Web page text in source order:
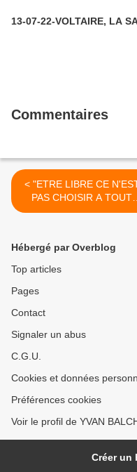
13-07-22-VOLTAIRE, LA
Commentaires
< "ETRE LIBRE CE N'EST
PAS CHOISIR A TOUT
VENT, C'EST ETRE SOI-
DOSTOÏEVSKI - 100)
Hébergé par Overblog
Top articles
Pages
Contact
Signaler un abus
C.G.U.
Cookies et données
Préférences cookies
Voir le profil de YVAN
Créer un